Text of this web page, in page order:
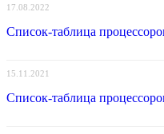
17.08.2022
Список-таблица
15.11.2021
Список-таблица